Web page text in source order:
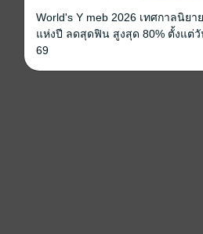
World's Y meb 2026 เทศกาลนิย
แห่งปี ลดสุดฟิน สูงสุด 80% ตั้งแต่วั
69